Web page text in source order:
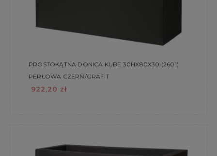
PROSTOKĄTNA DONICA KUBE 30HX80X30 (2601)
PERŁOWA CZERŃ/GRAFIT
922,20 zł